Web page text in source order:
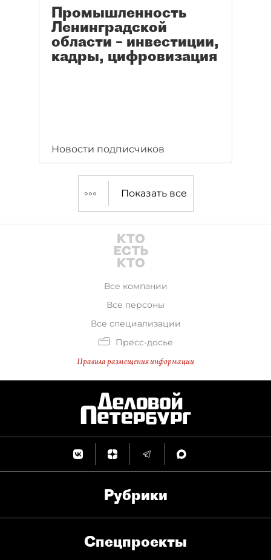
Промышленность
Ленинградской
области – инвестиции,
кадры, цифровизация
Новости подписчиков
Показать все
Все компании
Все персоны
Все специализации
Пресс-досье
Правила размещения информации
Рубрики
Спец­проекты